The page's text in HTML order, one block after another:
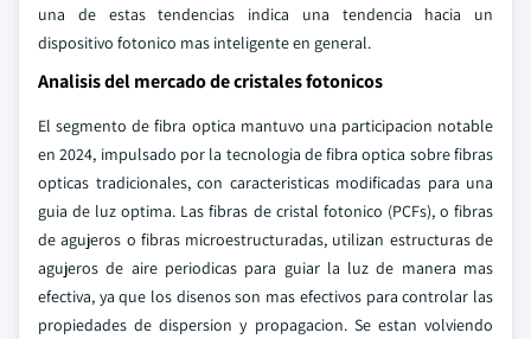
una de estas tendencias indica una tendencia hacia un
dispositivo fotonico mas inteligente en general.
Analisis del mercado de cristales fotonicos
El segmento de fibra optica mantuvo una participacion notable
en 2024, impulsado por la tecnologia de fibra optica sobre fibras
opticas tradicionales, con caracteristicas modificadas para una
guia de luz optima. Las fibras de cristal fotonico (PCFs), o fibras
de agujeros o fibras microestructuradas, utilizan estructuras de
agujeros de aire periodicas para guiar la luz de manera mas
efectiva, ya que los disenos son mas efectivos para controlar las
propiedades de dispersion y propagacion. Se estan volviendo